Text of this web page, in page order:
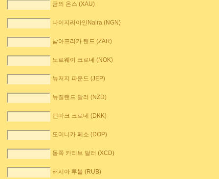
금의 온스 (XAU)
나이지리아인Naira (NGN)
남아프리카 랜드 (ZAR)
노르웨이 크로네 (NOK)
뉴저지 파운드 (JEP)
뉴질랜드 달러 (NZD)
덴마크 크로네 (DKK)
도미니카 페소 (DOP)
동쪽 카리브 달러 (XCD)
러시아 루블 (RUB)